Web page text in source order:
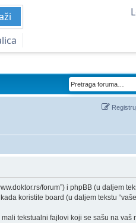
forum”) i phpBB (u daljem
koristite board (u daljem tekstu
tekstualni fajlovi koji se sašu na vaš